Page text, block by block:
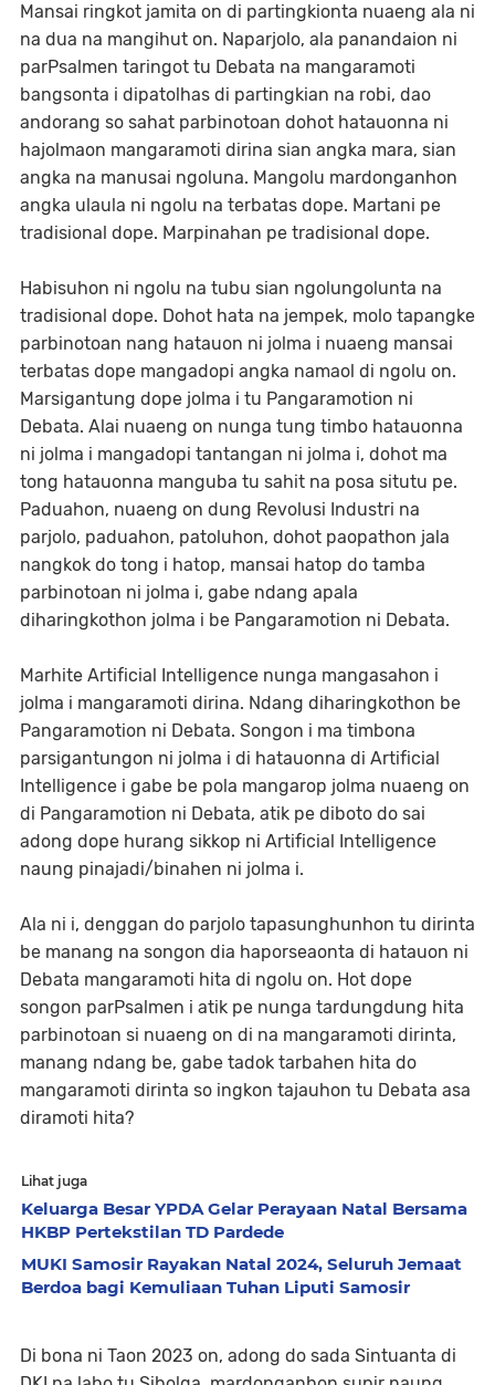
Mansai ringkot jamita on di partingkionta nuaeng ala ni
na dua na mangihut on. Naparjolo, ala panandaion ni
parPsalmen taringot tu Debata na mangaramoti
bangsonta i dipatolhas di partingkian na robi, dao
andorang so sahat parbinotoan dohot hatauonna ni
hajolmaon mangaramoti dirina sian angka mara, sian
angka na manusai ngoluna. Mangolu mardonganhon
angka ulaula ni ngolu na terbatas dope. Martani pe
tradisional dope. Marpinahan pe tradisional dope.
Habisuhon ni ngolu na tubu sian ngolungolunta na
tradisional dope. Dohot hata na jempek, molo tapangke
parbinotoan nang hatauon ni jolma i nuaeng mansai
terbatas dope mangadopi angka namaol di ngolu on.
Marsigantung dope jolma i tu Pangaramotion ni
Debata. Alai nuaeng on nunga tung timbo hatauonna
ni jolma i mangadopi tantangan ni jolma i, dohot ma
tong hatauonna manguba tu sahit na posa situtu pe.
Paduahon, nuaeng on dung Revolusi Industri na
parjolo, paduahon, patoluhon, dohot paopathon jala
nangkok do tong i hatop, mansai hatop do tamba
parbinotoan ni jolma i, gabe ndang apala
diharingkothon jolma i be Pangaramotion ni Debata.
Marhite Artificial Intelligence nunga mangasahon i
jolma i mangaramoti dirina. Ndang diharingkothon be
Pangaramotion ni Debata. Songon i ma timbona
parsigantungon ni jolma i di hatauonna di Artificial
Intelligence i gabe be pola mangarop jolma nuaeng on
di Pangaramotion ni Debata, atik pe diboto do sai
adong dope hurang sikkop ni Artificial Intelligence
naung pinajadi/binahen ni jolma i.
Ala ni i, denggan do parjolo tapasunghunhon tu dirinta
be manang na songon dia haporseaonta di hatauon ni
Debata mangaramoti hita di ngolu on. Hot dope
songon parPsalmen i atik pe nunga tardungdung hita
parbinotoan si nuaeng on di na mangaramoti dirinta,
manang ndang be, gabe tadok tarbahen hita do
mangaramoti dirinta so ingkon tajauhon tu Debata asa
diramoti hita?
Lihat juga
Keluarga Besar YPDA Gelar Perayaan Natal Bersama
HKBP Pertekstilan TD Pardede
MUKI Samosir Rayakan Natal 2024, Seluruh Jemaat
Berdoa bagi Kemuliaan Tuhan Liputi Samosir
Di bona ni Taon 2023 on, adong do sada Sintuanta di